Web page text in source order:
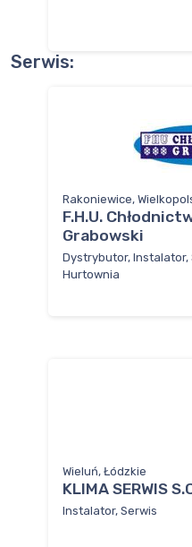
Serwis:
Rakoniewice,
F.H.U.
Grabowski
Dystrybutor,
Hurtownia
Wieluń, Łódzkie
KLIMA SERWIS
Instalator, Serwis